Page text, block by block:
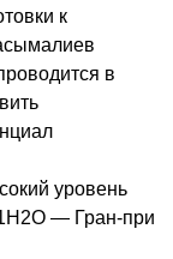
к
в
уровень
— Гран-при